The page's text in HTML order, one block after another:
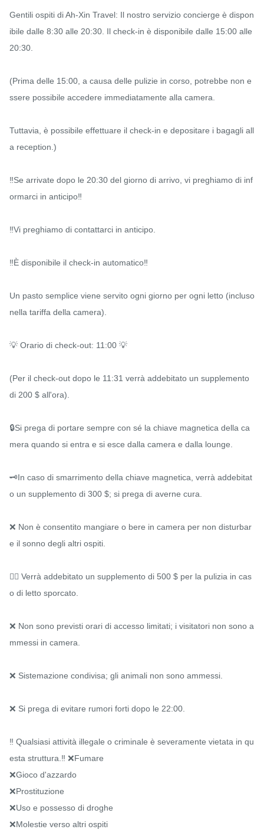
Gentili ospiti di Ah-Xin Travel: Il nostro servizio concierge è dispon
ibile dalle 8:30 alle 20:30. Il check-in è disponibile dalle 15:00 alle
20:30.
(Prima delle 15:00, a causa delle pulizie in corso, potrebbe non e
ssere possibile accedere immediatamente alla camera.
Tuttavia, è possibile effettuare il check-in e depositare i bagagli all
a reception.)
‼️Se arrivate dopo le 20:30 del giorno di arrivo, vi preghiamo di inf
ormarci in anticipo‼️
‼️Vi preghiamo di contattarci in anticipo.
‼️È disponibile il check-in automatico‼️
Un pasto semplice viene servito ogni giorno per ogni letto (incluso
nella tariffa della camera).
💡 Orario di check-out: 11:00 💡
(Per il check-out dopo le 11:31 verrà addebitato un supplemento
di 200 $ all'ora).
🔒Si prega di portare sempre con sé la chiave magnetica della ca
mera quando si entra e si esce dalla camera e dalla lounge.
🗝In caso di smarrimento della chiave magnetica, verrà addebitat
o un supplemento di 300 $; si prega di averne cura.
❌ Non è consentito mangiare o bere in camera per non disturbar
e il sonno degli altri ospiti.
🕵️‍♀️ Verrà addebitato un supplemento di 500 $ per la pulizia in cas
o di letto sporcato.
❌ Non sono previsti orari di accesso limitati; i visitatori non sono a
mmessi in camera.
❌ Sistemazione condivisa; gli animali non sono ammessi.
❌ Si prega di evitare rumori forti dopo le 22:00.
‼️ Qualsiasi attività illegale o criminale è severamente vietata in qu
esta struttura.‼ ❌Fumare
❌Gioco d'azzardo
❌Prostituzione
❌Uso e possesso di droghe
❌Molestie verso altri ospiti